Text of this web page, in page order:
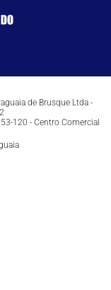
de Brusque Ltda -
120 - Centro Comercial